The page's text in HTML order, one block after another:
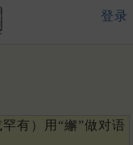
登录
有）用“繲”做对语